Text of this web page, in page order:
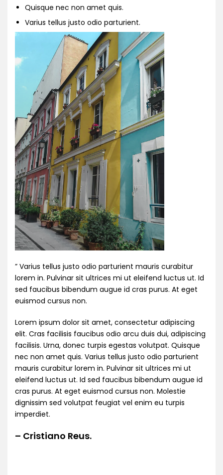
Quisque nec non amet quis.
Varius tellus justo odio parturient.
” Varius tellus justo odio parturient mauris curabitur
lorem in. Pulvinar sit ultrices mi ut eleifend luctus ut. Id
sed faucibus bibendum augue id cras purus. At eget
euismod cursus non.
Lorem ipsum dolor sit amet, consectetur adipiscing
elit. Cras facilisis faucibus odio arcu duis dui, adipiscing
facilisis. Urna, donec turpis egestas volutpat. Quisque
nec non amet quis. Varius tellus justo odio parturient
mauris curabitur lorem in. Pulvinar sit ultrices mi ut
eleifend luctus ut. Id sed faucibus bibendum augue id
cras purus. At eget euismod cursus non. Molestie
dignissim sed volutpat feugiat vel enim eu turpis
imperdiet.
– Cristiano Reus.